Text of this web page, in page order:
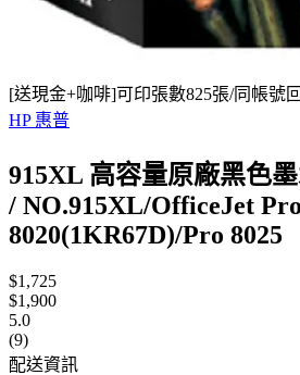
[送現金+咖啡]可印張數825張/同帳號
HP 惠普
915XL 高容量原廠黑色
/ NO.915XL/OfficeJet Pro
8020(1KR67D)/Pro 8025
$1,725
$1,900
5.0
(9)
配送資訊